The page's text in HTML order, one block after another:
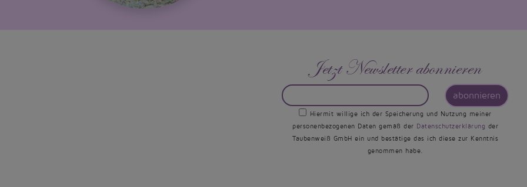
Jetzt Newsletter abonnieren
abonnieren
Hiermit willige ich der Speicherung und Nutzung meiner
personenbezogenen Daten gemäß der Datenschutzerklärung der
Taubenweiß GmbH ein und bestätige das ich diese zur Kenntnis
genommen habe.